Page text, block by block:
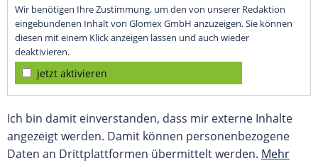
Wir benötigen Ihre Zustimmung, um den von unserer Redaktion
eingebundenen Inhalt von Glomex GmbH anzuzeigen. Sie können
diesen mit einem Klick anzeigen lassen und auch wieder
deaktivieren.
jetzt aktivieren
Ich bin damit einverstanden, dass mir externe Inhalte
angezeigt werden. Damit können personenbezogene
Daten an Drittplattformen übermittelt werden. Mehr